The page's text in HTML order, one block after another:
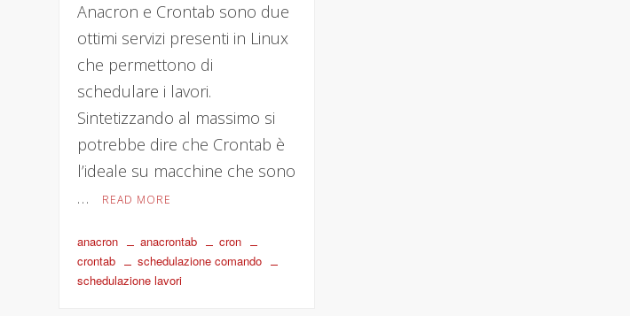
Anacron e Crontab sono due
ottimi servizi presenti in Linux
che permettono di
schedulare i lavori.
Sintetizzando al massimo si
potrebbe dire che Crontab è
l’ideale su macchine che sono
…
READ MORE
anacron anacrontab
cron
crontab
schedulazione comando
schedulazione lavori